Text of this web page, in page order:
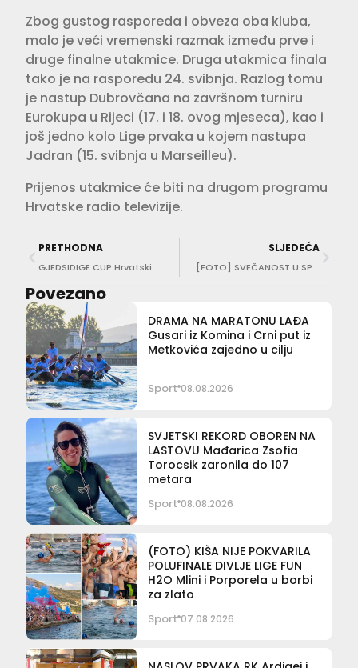
Zbog gustog rasporeda i obveza oba kluba,
malo je veći vremenski razmak između prve i
druge finalne utakmice. Druga utakmica finala
tako je na rasporedu 24. svibnja. Razlog tomu
je nastup Dubrovčana na završnom turniru
Eurokupa u Rijeci (17. i 18. ovog mjeseca), kao i
još jedno kolo Lige prvaka u kojem nastupa
Jadran (15. svibnja u Marseilleu).
Prijenos utakmice će biti na drugom programu
Hrvatske radio televizije.
PRETHODNA
GJEDSIDIGE CUP Hrvatski rukometaši na prijateljskom turniru u Oslu, prvi susret u 19 sati
SLJEDEĆA
[FOTO] SVEČANOST U SPONZI Pogledajte tko su najbolji županijski sportaši
Povezano
DRAMA NA MARATONU LAĐA
Gusari iz Komina i Crni put iz
Metkovića zajedno u cilju
Sport 08.08.2026
SVJETSKI REKORD OBOREN NA
LASTOVU Mađarica Zsofia
Torocsik zaronila do 107
metara
Sport 08.08.2026
(FOTO) KIŠA NIJE POKVARILA
POLUFINALE DIVLJE LIGE FUN
H2O Mlini i Porporela u borbi
za zlato
Sport 07.08.2026